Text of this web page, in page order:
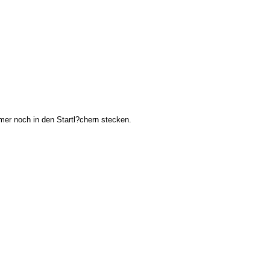
noch in den Startl?chern stecken.